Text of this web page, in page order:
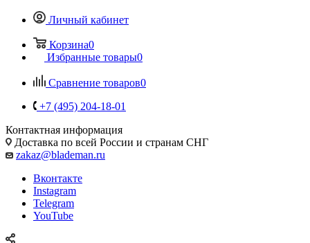
Личный кабинет
Корзина0
Избранные товары0
Сравнение товаров0
+7 (495) 204-18-01
Контактная информация
Доставка по всей России и странам СНГ
zakaz@blademan.ru
Вконтакте
Instagram
Telegram
YouTube